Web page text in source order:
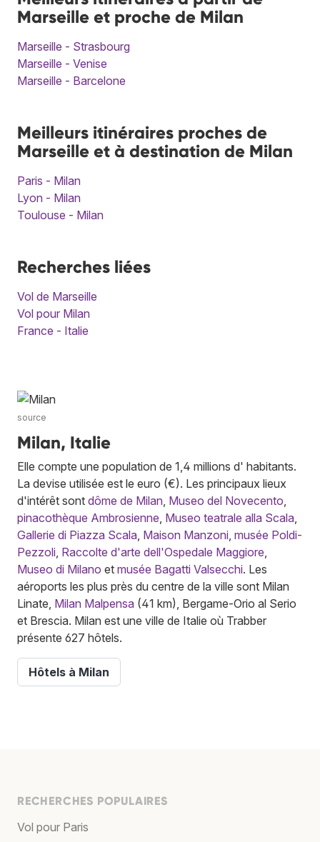
Marseille et proche de Milan
Marseille - Strasbourg
Marseille - Venise
Marseille - Barcelone
Meilleurs itinéraires proches de
Marseille et à destination de Milan
Paris - Milan
Lyon - Milan
Toulouse - Milan
Recherches liées
Vol de Marseille
Vol pour Milan
France - Italie
source
Milan, Italie
Elle compte une population de 1,4 millions d' habitants.
La devise utilisée est le euro (€). Les principaux lieux
d'intérêt sont dôme de Milan, Museo del Novecento,
pinacothèque Ambrosienne, Museo teatrale alla Scala,
Gallerie di Piazza Scala, Maison Manzoni, musée Poldi-
Pezzoli, Raccolte d'arte dell'Ospedale Maggiore,
Museo di Milano et musée Bagatti Valsecchi. Les
aéroports les plus près du centre de la ville sont Milan
Linate, Milan Malpensa (41 km), Bergame-Orio al Serio
et Brescia. Milan est une ville de Italie où Trabber
présente 627 hôtels.
Hôtels à Milan
RECHERCHES POPULAIRES
Vol pour Paris